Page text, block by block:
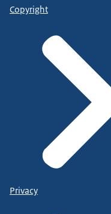
Copyright
Privacy